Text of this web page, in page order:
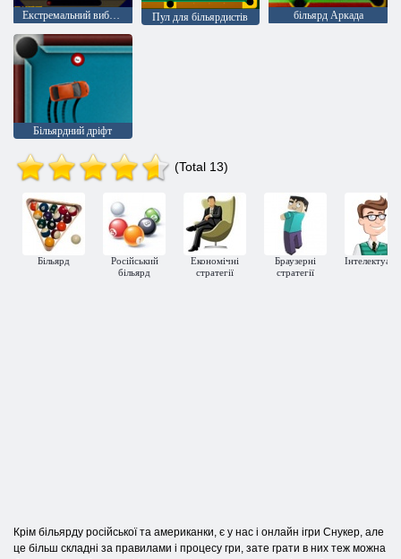
Екстремальний вибуховий більярд 6 Пул для більярдистів більярд Аркада
Більярдний дріфт
(Total 13)
Більярд
Російський
більярд
Економічні
стратегії
Браузерні
стратегії
Крім більярду російської та американки, є у нас і онлайн ігри Снукер, але
це більш складні за правилами і процесу гри, зате грати в них теж можна